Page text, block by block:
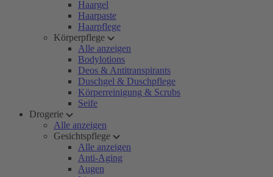
Haargel
Haarpaste
Haarpflege
Körperpflege
Alle anzeigen
Bodylotions
Deos & Antitranspirants
Duschgel & Duschpflege
Körperreinigung & Scrubs
Seife
Drogerie
Alle anzeigen
Gesichtspflege
Alle anzeigen
Anti-Aging
Augen